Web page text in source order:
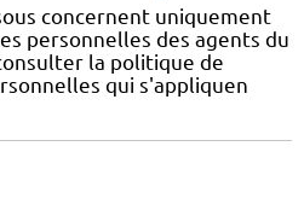
concernent uniquement
personnelles des agents du
la politique de
qui s'appliquen